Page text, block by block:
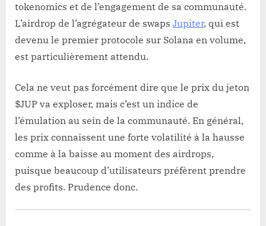
tokenomics et de l’engagement de sa communauté.
L’airdrop de l’agrégateur de swaps Jupiter, qui est
devenu le premier protocole sur Solana en volume,
est particulièrement attendu.
Cela ne veut pas forcément dire que le prix du jeton
$JUP va exploser, mais c’est un indice de
l’émulation au sein de la communauté. En général,
les prix connaissent une forte volatilité à la hausse
comme à la baisse au moment des airdrops,
puisque beaucoup d’utilisateurs préfèrent prendre
des profits. Prudence donc.